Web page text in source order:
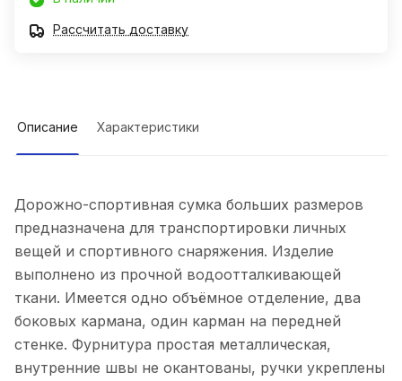
Рассчитать доставку
Описание Характеристики
Дорожно-спортивная сумка больших размеров
предназначена для транспортировки личных
вещей и спортивного снаряжения. Изделие
выполнено из прочной водоотталкивающей
ткани. Имеется одно объёмное отделение, два
боковых кармана, один карман на передней
стенке. Фурнитура простая металлическая,
внутренние швы не окантованы, ручки укреплены